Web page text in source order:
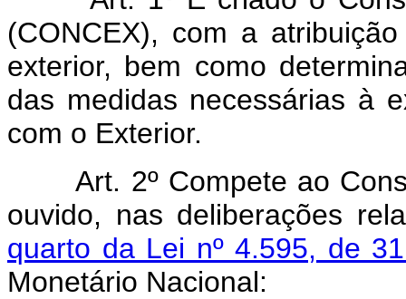
(CONCEX), com a
exterior, bem como
das medidas necessárias à
com o Exterior.
Art. 2º Compete ao
ouvido, nas deliberações
quarto da Lei nº 4.595, de
Monetário Nacional: